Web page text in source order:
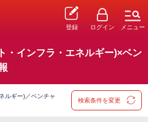
登録 ログイン メニュー
・インフラ・エネルギー)×ベン
ルギー)／ベンチャ
検索条件を変更